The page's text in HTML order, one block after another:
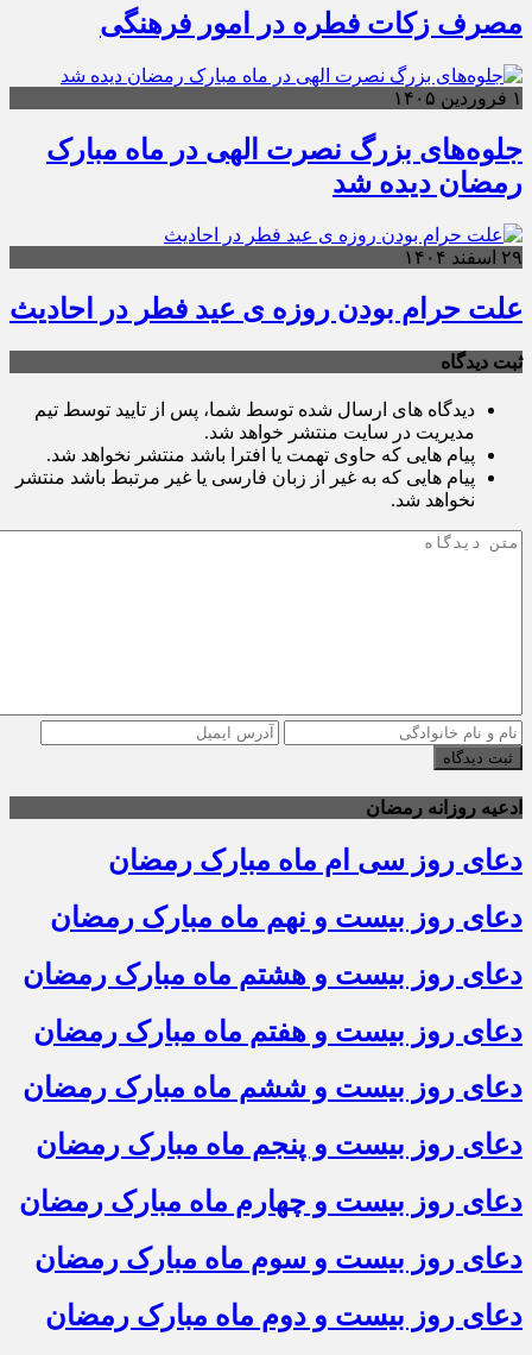
مصرف زکات فطره در امور فرهنگی
۱ فروردین ۱۴۰۵
جلوه‌های بزرگ نصرت الهی در ماه مبارک
رمضان دیده شد
۲۹ اسفند ۱۴۰۴
علت حرام بودن روزه ی عید فطر در احادیث
ثبت دیدگاه
دیدگاه های ارسال شده توسط شما، پس از تایید توسط تیم
مدیریت در سایت منتشر خواهد شد.
پیام هایی که حاوی تهمت یا افترا باشد منتشر نخواهد شد.
پیام هایی که به غیر از زبان فارسی یا غیر مرتبط باشد منتشر
نخواهد شد.
ثبت دیدگاه
ادعیه روزانه رمضان
دعای روز سی ام ماه مبارک رمضان
دعای روز بیست و نهم ماه مبارک رمضان
دعای روز بیست و هشتم ماه مبارک رمضان
دعای روز بیست و هفتم ماه مبارک رمضان
دعای روز بیست و ششم ماه مبارک رمضان
دعای روز بیست و پنجم ماه مبارک رمضان
دعای روز بیست و چهارم ماه مبارک رمضان
دعای روز بیست و سوم ماه مبارک رمضان
دعای روز بیست و دوم ماه مبارک رمضان